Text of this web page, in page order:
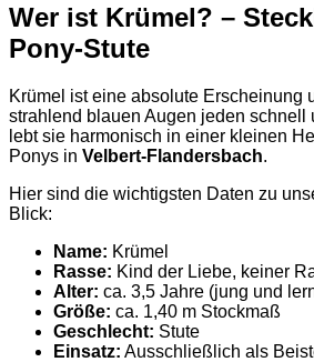
Wer ist Krümel? –
Pony-Stute
Krümel ist eine absolute Erscheinung
strahlend blauen Augen jeden schnell
lebt sie harmonisch in einer kleinen
Ponys in Velbert-Flandersbach.
Hier sind die wichtigsten Daten zu
Blick:
Name: Krümel
Rasse: Kind der Liebe, keiner
Alter: ca. 3,5 Jahre (jung und
Größe: ca. 1,40 m Stockmaß
Geschlecht: Stute
Einsatz: Ausschließlich als